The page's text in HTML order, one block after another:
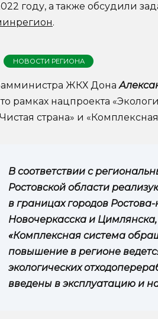
году, а также обсудили
.
НОВОСТИ РЕГИОНА
ЖКХ Дона
рамках нацпроекта
страна» и
В соответствии с
Ростовской области
в границах городов
Новочеркасска и
«Комплексная система
повышение в регионе
экологических
введены в эксплуатацию и